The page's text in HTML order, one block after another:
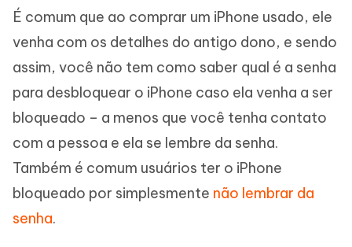
É comum que ao comprar um iPhone usado, ele
venha com os detalhes do antigo dono, e sendo
assim, você não tem como saber qual é a senha
para desbloquear o iPhone caso ela venha a ser
bloqueado – a menos que você tenha contato
com a pessoa e ela se lembre da senha.
Também é comum usuários ter o iPhone
bloqueado por simplesmente não lembrar da
senha.